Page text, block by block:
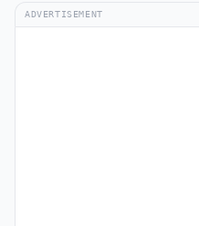
ADVERTISEMENT